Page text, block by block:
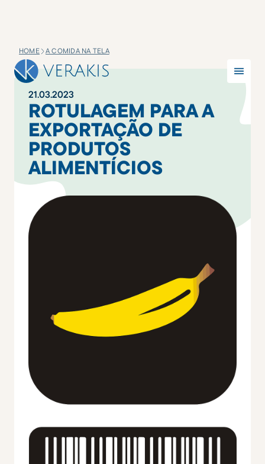
HOME A COMIDA NA TELA
21.03.2023
ROTULAGEM PARA A
EXPORTAÇÃO DE
PRODUTOS
ALIMENTÍCIOS